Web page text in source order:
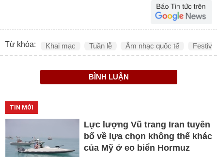
Từ khóa: Khai mạc Tuần lễ Âm nhạc quốc tế
BÌNH LUẬN
TIN MỚI
Lực lượng Vũ trang Iran tuyên
bố về lựa chọn không thể khác
của Mỹ ở eo biển Hormuz